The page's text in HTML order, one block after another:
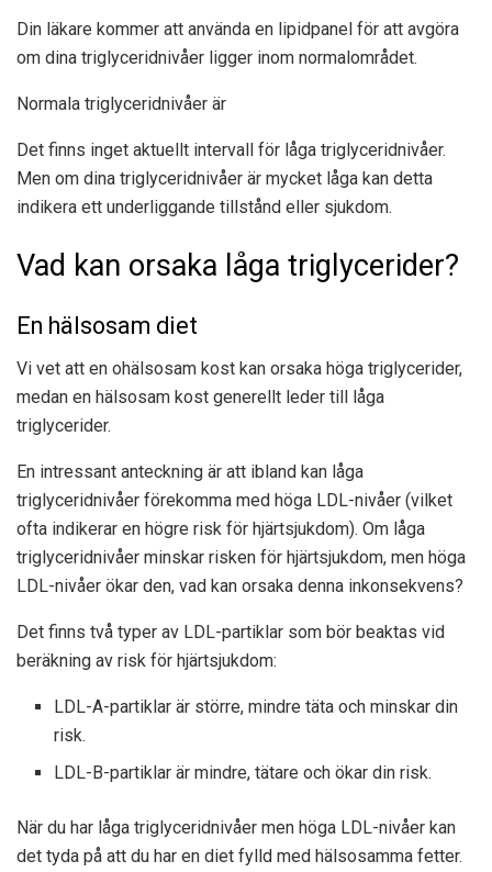
Din läkare kommer att använda en lipidpanel för att avgöra
om dina triglyceridnivåer ligger inom normalområdet.
Normala triglyceridnivåer är
Det finns inget aktuellt intervall för låga triglyceridnivåer.
Men om dina triglyceridnivåer är mycket låga kan detta
indikera ett underliggande tillstånd eller sjukdom.
Vad kan orsaka låga triglycerider?
En hälsosam diet
Vi vet att en ohälsosam kost kan orsaka höga triglycerider,
medan en hälsosam kost generellt leder till låga
triglycerider.
En intressant anteckning är att ibland kan låga
triglyceridnivåer förekomma med höga LDL-nivåer (vilket
ofta indikerar en högre risk för hjärtsjukdom). Om låga
triglyceridnivåer minskar risken för hjärtsjukdom, men höga
LDL-nivåer ökar den, vad kan orsaka denna inkonsekvens?
Det finns två typer av LDL-partiklar som bör beaktas vid
beräkning av risk för hjärtsjukdom:
LDL-A-partiklar är större, mindre täta och minskar din
risk.
LDL-B-partiklar är mindre, tätare och ökar din risk.
När du har låga triglyceridnivåer men höga LDL-nivåer kan
det tyda på att du har en diet fylld med hälsosamma fetter.